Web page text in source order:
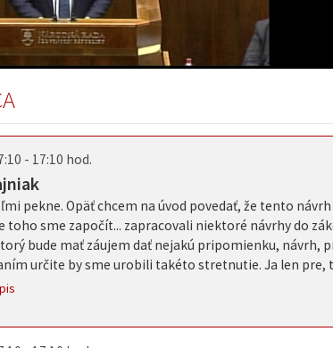
- 17:10 hod.
pekne. Opäť chcem na úvod povedať, že tento
toho sme započít... zapracovali niektoré návrhy do
bude mať záujem dať nejakú pripomienku, návrh,
určite by sme urobili takéto stretnutie. Ja len pre,